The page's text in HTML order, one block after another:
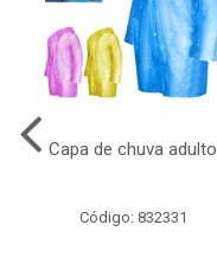
Capa de chuva adulto
Código: 832331